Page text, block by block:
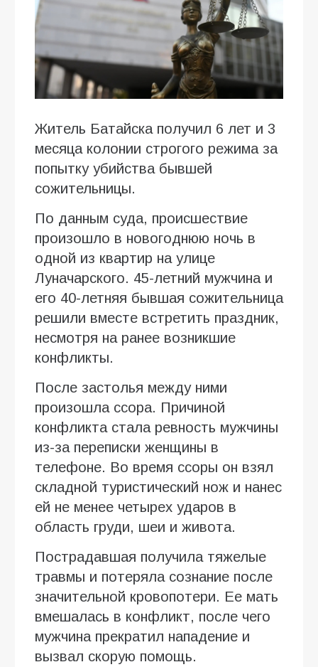
Житель Батайска получил 6 лет и 3
месяца колонии строгого режима за
попытку убийства бывшей
сожительницы.
По данным суда, происшествие
произошло в новогоднюю ночь в
одной из квартир на улице
Луначарского. 45-летний мужчина и
его 40-летняя бывшая сожительница
решили вместе встретить праздник,
несмотря на ранее возникшие
конфликты.
После застолья между ними
произошла ссора. Причиной
конфликта стала ревность мужчины
из-за переписки женщины в
телефоне. Во время ссоры он взял
складной туристический нож и нанес
ей не менее четырех ударов в
область груди, шеи и живота.
Пострадавшая получила тяжелые
травмы и потеряла сознание после
значительной кровопотери. Ее мать
вмешалась в конфликт, после чего
мужчина прекратил нападение и
вызвал скорую помощь.